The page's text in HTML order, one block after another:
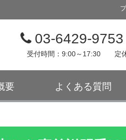
03-6429-9753
受付時間：9:00～17:30 定休
要 よくある質問